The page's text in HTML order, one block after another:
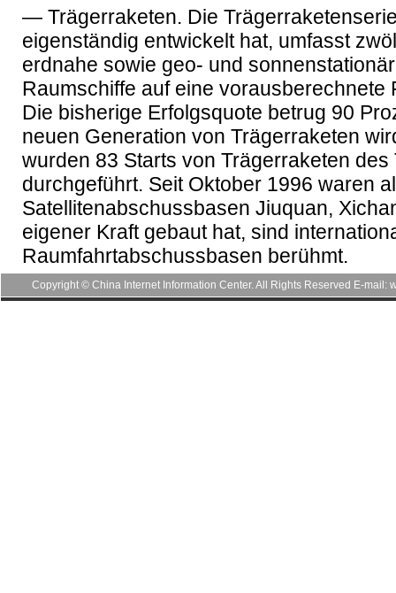
— Trägerraketen. Die
eigenständig entwickelt hat, umfasst
erdnahe sowie geo- und
Raumschiffe auf eine vorausberechnete
Die bisherige Erfolgsquote betrug 90
neuen Generation von Trägerraketen
wurden 83 Starts von Trägerraketen
durchgeführt. Seit Oktober 1996 waren
Satellitenabschussbasen Jiuquan,
eigener Kraft gebaut hat, sind
Raumfahrtabschussbasen berühmt.
Copyright © China Internet Information Center. All Rights Reserved E-